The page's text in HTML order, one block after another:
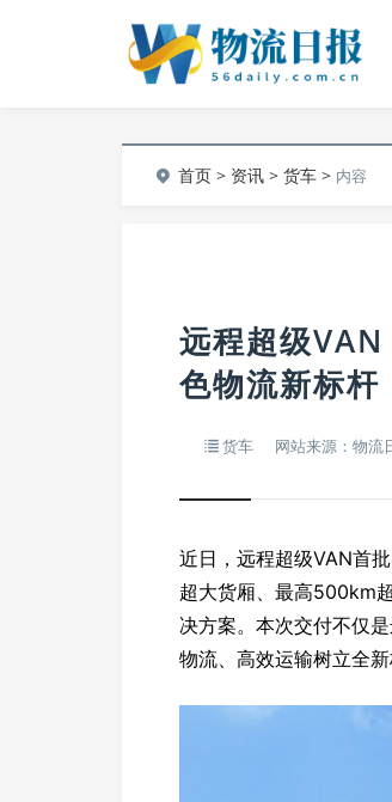
首页 > 资讯 >货车 > 内容
远程超级
色物流新标杆
货车 网站来源：物流
近日，远程超级VAN首
超大货厢、最高500km
决方案。本次交付不仅
物流、高效运输树立全新